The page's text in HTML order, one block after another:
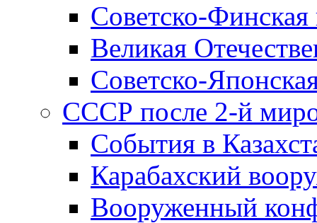
Советско-
Великая
Советско-
СССР после 2-й
События в
Карабахский
Вооруженный